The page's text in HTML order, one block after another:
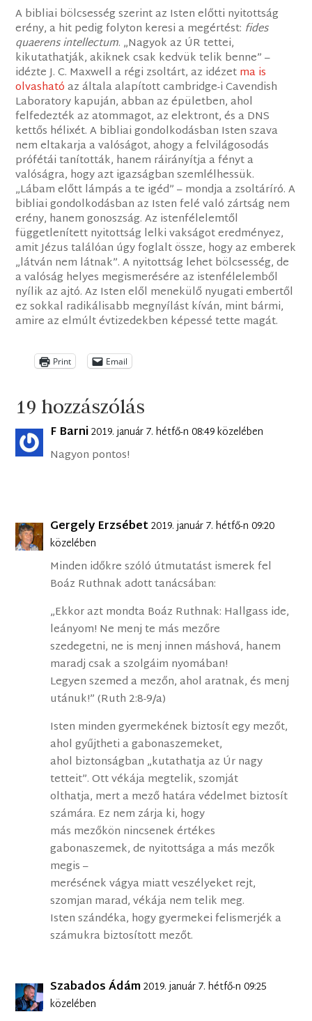
A bibliai bölcsesség szerint az Isten előtti nyitottság
erény, a hit pedig folyton keresi a megértést: fides
quaerens intellectum. „Nagyok az ÚR tettei,
kikutathatják, akiknek csak kedvük telik benne” –
idézte J. C. Maxwell a régi zsoltárt, az idézetma is
olvashatóaz általa alapított cambridge-i Cavendish
Laboratory kapuján, abban az épületben, ahol
felfedezték az atommagot, az elektront, és a DNS
kettős hélixét. A bibliai gondolkodásban Isten szava
nem eltakarja a valóságot, ahogy a felvilágosodás
prófétái tanították, hanem ráirányítja a fényt a
valóságra, hogy azt igazságban szemlélhessük.
„Lábam előtt lámpás a te igéd” – mondja a zsoltáríró. A
bibliai gondolkodásban az Isten felé való zártság nem
erény, hanem gonoszság. Az istenfélelemtől
függetlenített nyitottság lelki vakságot eredményez,
amit Jézus találóan úgy foglalt össze, hogy az emberek
„látván nem látnak”. A nyitottság lehet bölcsesség, de
a valóság helyes megismerésére az istenfélelemből
nyílik az ajtó. Az Isten elől menekülő nyugati embertől
ez sokkal radikálisabb megnyílást kíván, mint bármi,
amire az elmúlt évtizedekben képessé tette magát.
Print Email
19 hozzászólás
F Barni2019. január 7. hétfő-n 08:49 közelében
Nagyon pontos!
Gergely Erzsébet2019. január 7. hétfő-n 09:20
közelében
Minden időkre szóló útmutatást ismerek fel
Boáz Ruthnak adott tanácsában:
„Ekkor azt mondta Boáz Ruthnak: Hallgass ide,
leányom! Ne menj te más mezőre
szedegetni, ne is menj innen máshová, hanem
maradj csak a szolgáim nyomában!
Legyen szemed a mezőn, ahol aratnak, és menj
utánuk!” (Ruth 2:8-9/a)
Isten minden gyermekének biztosít egy mezőt,
ahol gyűjtheti a gabonaszemeket,
ahol biztonságban „kutathatja az Úr nagy
tetteit”. Ott vékája megtelik, szomját
olthatja, mert a mező határa védelmet biztosít
számára. Ez nem zárja ki, hogy
más mezőkön nincsenek értékes
gabonaszemek, de nyitottsága a más mezők
megis –
merésének vágya miatt veszélyeket rejt,
szomjan marad, vékája nem telik meg.
Isten szándéka, hogy gyermekei felismerjék a
számukra biztosított mezőt.
Szabados Ádám2019. január 7. hétfő-n 09:25
közelében